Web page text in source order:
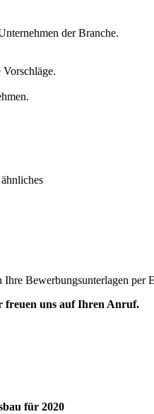
der Branche.
Ihre Bewerbungsunterlagen per
freuen uns auf Ihren Anruf.
für 2020